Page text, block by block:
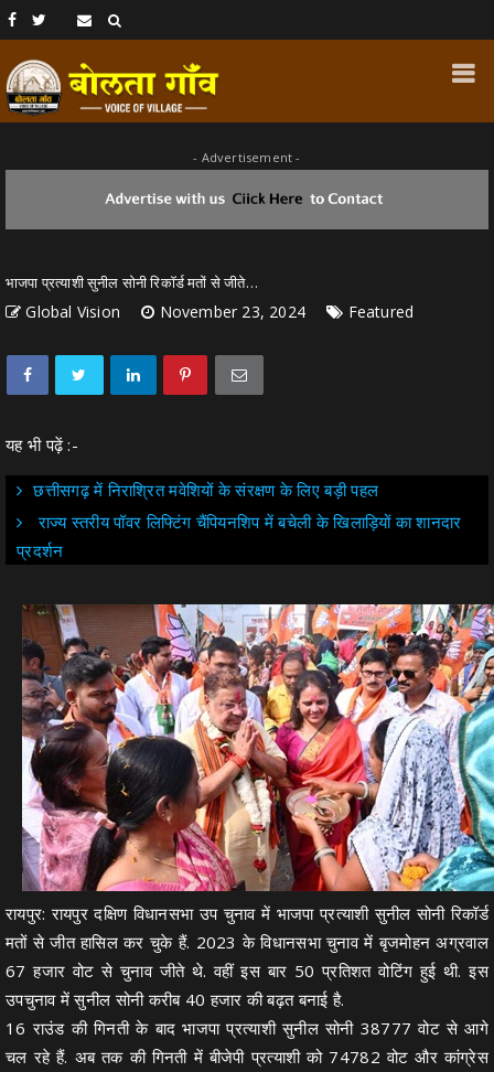
- Advertisement -
भाजपा प्रत्याशी सुनील सोनी रिकॉर्ड मतों से जीते…
Global Vision November 23, 2024 Featured
यह भी पढ़ें :-
छत्तीसगढ़ में निराश्रित मवेशियों के संरक्षण के लिए बड़ी पहल
राज्य स्तरीय पॉवर लिफ्टिंग चैंपियनशिप में बचेली के खिलाड़ियों का शानदार
प्रदर्शन
रायपुर: रायपुर दक्षिण विधानसभा उप चुनाव में भाजपा प्रत्याशी सुनील सोनी रिकॉर्ड
मतों से जीत हासिल कर चुके हैं. 2023 के विधानसभा चुनाव में बृजमोहन अग्रवाल
67 हजार वोट से चुनाव जीते थे. वहीं इस बार 50 प्रतिशत वोटिंग हुई थी. इस
उपचुनाव में सुनील सोनी करीब 40 हजार की बढ़त बनाई है.
16 राउंड की गिनती के बाद भाजपा प्रत्याशी सुनील सोनी 38777 वोट से आगे
चल रहे हैं. अब तक की गिनती में बीजेपी प्रत्याशी को 74782 वोट और कांग्रेस